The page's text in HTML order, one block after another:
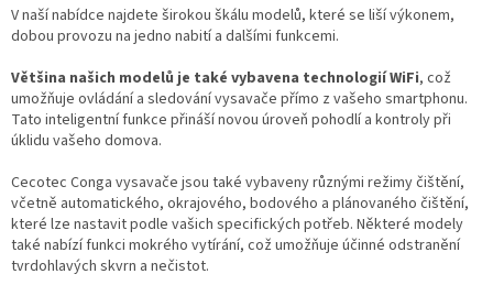
k
y
ý
p
i
V naší nabídce najdete širokou škálu modelů, které se liší výkonem,
dobou provozu na jedno nabití a dalšími funkcemi.
Většina našich modelů je také vybavena technologií WiFi, což
umožňuje ovládání a sledování vysavače přímo z vašeho smartphonu.
Tato inteligentní funkce přináší novou úroveň pohodlí a kontroly při
úklidu vašeho domova.
Cecotec Conga vysavače jsou také vybaveny různými režimy čištění,
včetně automatického, okrajového, bodového a plánovaného čištění,
které lze nastavit podle vašich specifických potřeb. Některé modely
také nabízí funkci mokrého vytírání, což umožňuje účinné odstranění
tvrdohlavých skvrn a nečistot.